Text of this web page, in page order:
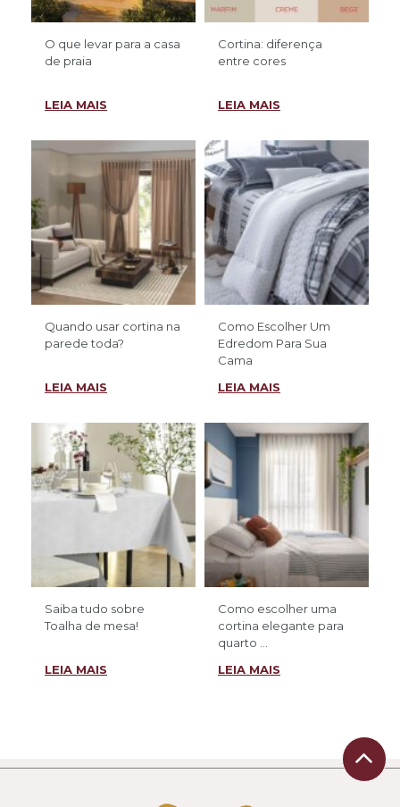
O que levar para a casa
de praia
LEIA MAIS
Cortina: diferença
entre cores
LEIA MAIS
Quando usar cortina na
parede toda?
LEIA MAIS
Como Escolher Um
Edredom Para Sua
Cama
LEIA MAIS
Saiba tudo sobre
Toalha de mesa!
LEIA MAIS
Como escolher uma
cortina elegante para
quarto ...
LEIA MAIS